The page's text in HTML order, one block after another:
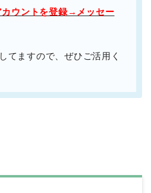
ウントを登録→メッセー
てますので、ぜひご活用く